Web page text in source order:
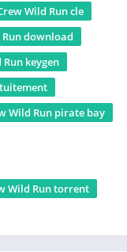
Wild Run cle
Run download
Run keygen
Wild Run pirate bay
Wild Run torrent